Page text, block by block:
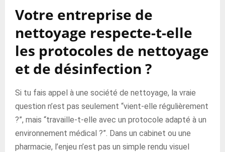
Votre entreprise de
nettoyage respecte-t-elle
les protocoles de nettoyage
et de désinfection ?
Si tu fais appel à une société de nettoyage, la vraie
question n’est pas seulement “vient-elle régulièrement
?”, mais “travaille-t-elle avec un protocole adapté à un
environnement médical ?”. Dans un cabinet ou une
pharmacie, l’enjeu n’est pas un simple rendu visuel